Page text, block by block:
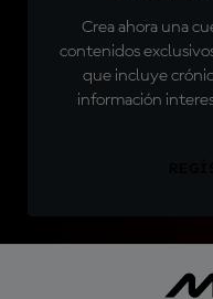
Crea ahora una
contenidos
que incluye
información